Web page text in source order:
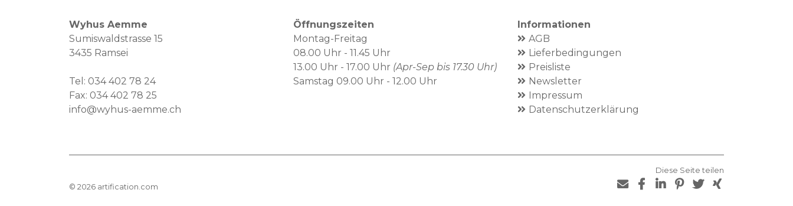
Wyhus Aemme
Sumiswaldstrasse 15
3435 Ramsei
Tel: 034 402 78 24
Fax: 034 402 78 25
info@wyhus-aemme.ch
Öffnungszeiten
Montag-Freitag
08.00 Uhr - 11.45 Uhr
13.00 Uhr - 17.00 Uhr (Apr-Sep bis 17.30 Uhr)
Samstag 09.00 Uhr - 12.00 Uhr
Informationen
AGB
Lieferbedingungen
Preisliste
Newsletter
Impressum
Datenschutzerklärung
© 2026 artification.com
Diese Seite teilen